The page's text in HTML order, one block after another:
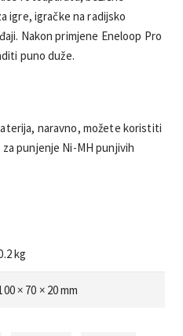
igre, igračke na radijsko
Nakon primjene Eneloop Pro
puno duže.
naravno, možete koristiti
punjenje Ni-MH punjivih
kg
× 70 × 20 mm